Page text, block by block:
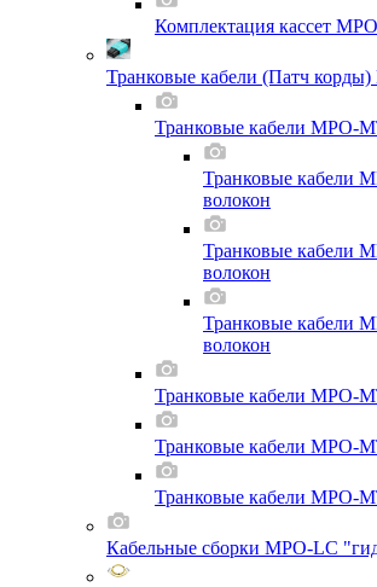
Комплектация кассет
Транковые кабели (Патч
Транковые кабели MPO-
Транковые кабели
волокон
Транковые кабели
волокон
Транковые кабели
волокон
Транковые кабели MPO-
Транковые кабели MPO-
Транковые кабели MPO-
Кабельные сборки MPO-LC